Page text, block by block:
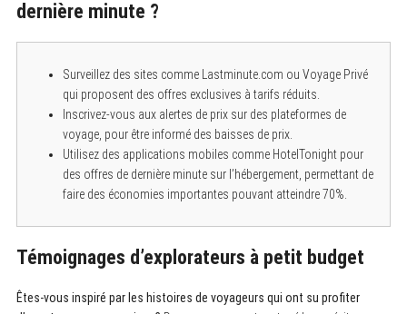
dernière minute ?
Surveillez des sites comme Lastminute.com ou Voyage Privé
qui proposent des offres exclusives à tarifs réduits.
Inscrivez-vous aux alertes de prix sur des plateformes de
voyage, pour être informé des baisses de prix.
Utilisez des applications mobiles comme HotelTonight pour
des offres de dernière minute sur l’hébergement, permettant de
faire des économies importantes pouvant atteindre 70%.
Témoignages d’explorateurs à petit budget
Êtes-vous inspiré par les histoires de voyageurs qui ont su profiter